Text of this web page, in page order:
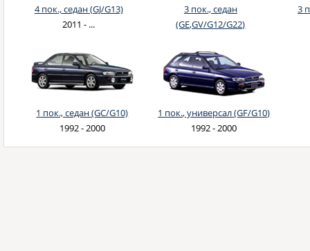
4 пок., седан (GJ/G13)
2011 - ...
3 пок., седан
(GE,GV/G12/G22)
3
1 пок., седан (GC/G10)
1992 - 2000
1 пок., универсал (GF/G10)
1992 - 2000